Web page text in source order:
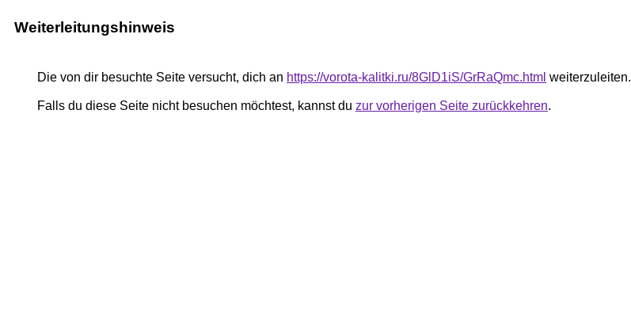
Weiterleitungshinweis
Die von dir besuchte Seite versucht, dich an https://vorota-kalitki.ru/8GlD1iS/GrRaQmc.html weiterzuleiten.
Falls du diese Seite nicht besuchen möchtest, kannst du zur vorherigen Seite zurückkehren.